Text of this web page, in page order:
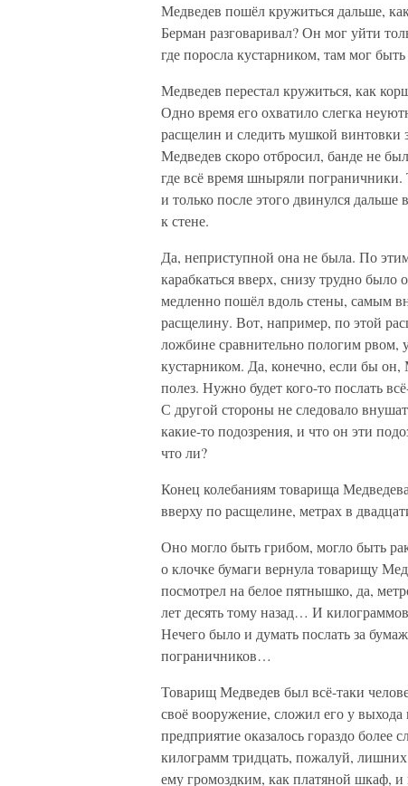
Медведев пошёл кружиться дальше,
Берман разговаривал? Он мог уйти
где поросла кустарником, там мог
Медведев перестал кружиться, как
Одно время его охватило слегка
расщелин и следить мушкой
Медведев скоро отбросил, банде не
где всё время шныряли пограничники.
и только после этого двинулся
к стене.
Да, неприступной она не была. По
карабкаться вверх, снизу трудно
медленно пошёл вдоль стены, самым
расщелину. Вот, например, по этой
ложбине сравнительно пологим рвом,
кустарником. Да, конечно, если бы
полез. Нужно будет кого-то послать
С другой стороны не следовало
какие-то подозрения, и что он эти
что ли?
Конец колебаниям товарища
вверху по расщелине, метрах в
Оно могло быть грибом, могло быть
о клочке бумаги вернула товарищу
посмотрел на белое пятнышко, да,
лет десять тому назад… И
Нечего было и думать послать за
пограничников…
Товарищ Медведев был всё-таки
своё вооружение, сложил его у
предприятие оказалось гораздо
килограмм тридцать, пожалуй,
ему громоздким, как платяной шкаф, и